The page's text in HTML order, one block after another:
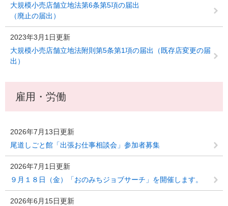
大規模小売店舗立地法第6条第5項の届出
（廃止の届出）
2023年3月1日更新
大規模小売店舗立地法附則第5条第1項の届出（既存店変更の届
出）
雇用・労働
2026年7月13日更新
尾道しごと館「出張お仕事相談会」参加者募集
2026年7月1日更新
９月１８日（金）「おのみちジョブサーチ」を開催します。
2026年6月15日更新